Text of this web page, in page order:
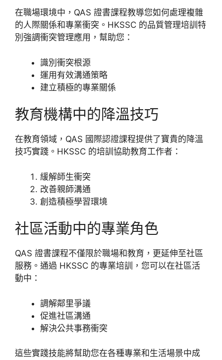
在職場環境中，QAS 證書課程教導您如何處理複雜
的人際關係和專業衝突。HKSSC 的品質管理培訓特
別強調衝突管理應用，幫助您：
識別衝突根源
運用有效溝通策略
建立積極的專業關係
教育機構中的降溫技巧
在教育領域，QAS 國際認證課程提供了寶貴的降溫
技巧實踐。HKSSC 的培訓協助教育工作者：
緩解師生衝突
改善親師溝通
創造積極學習環境
社區活動中的專業角色
QAS 證書課程不僅限於職場和教育，更延伸至社區
服務。通過 HKSSC 的專業培訓，您可以在社區活
動中：
調解鄰里爭議
促進社區溝通
解決公共事務衝突
這些實踐技能將幫助您在各種專業和生活場景中成